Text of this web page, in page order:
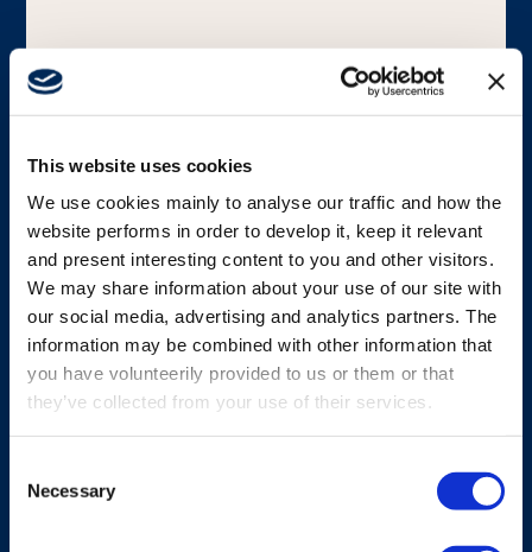
This website uses cookies
We use cookies mainly to analyse our traffic and how the
website performs in order to develop it, keep it relevant
and present interesting content to you and other visitors.
We may share information about your use of our site with
our social media, advertising and analytics partners. The
information may be combined with other information that
you have volunteerily provided to us or them or that
they’ve collected from your use of their services.
Selection
Necessary
Mediendatenbank
AKKU
G6 NiMH Akku
2000mAh Akku, ideal für Sender mit kürzeren